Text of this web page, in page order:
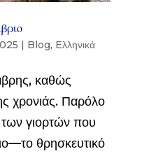
| Blog, Eλληνικά
καθώς
χρονιάς. Παρόλο
γιορτών που
θρησκευτικό